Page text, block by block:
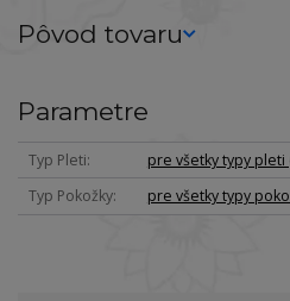
Pôvod tovaru
Parametre
Typ Pleti
pre všetky typy pleti
Typ Pokožky
pre všetky typy